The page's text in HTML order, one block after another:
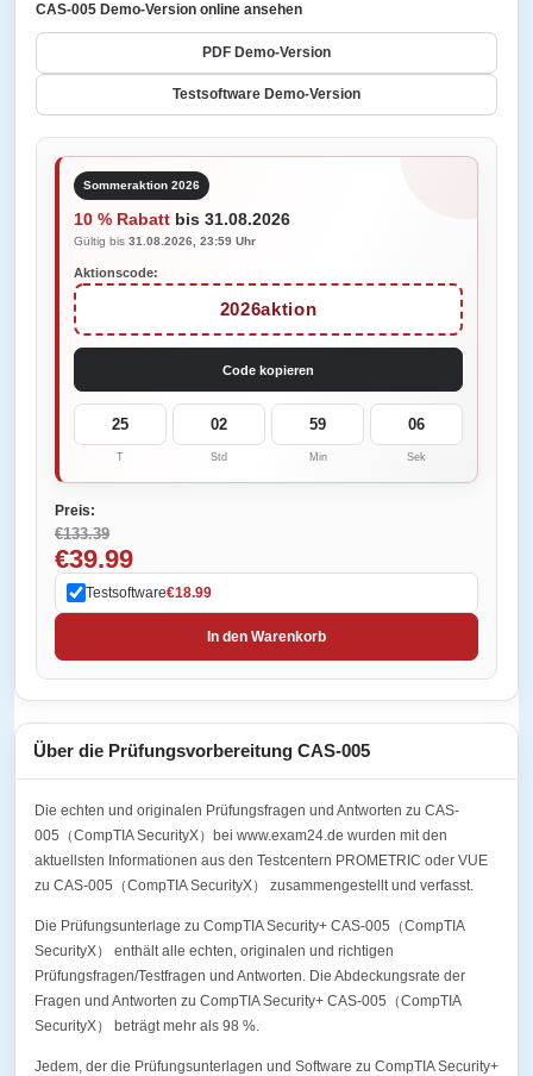
CAS-005 Demo-Version online ansehen
PDF Demo-Version
Testsoftware Demo-Version
Sommeraktion 2026
10 % Rabatt bis 31.08.2026
Gültig bis 31.08.2026, 23:59 Uhr
Aktionscode:
2026aktion
Code kopieren
25
T
02
Std
59
Min
06
Sek
Preis:
€133.39
€39.99
Testsoftware€18.99
In den Warenkorb
Über die Prüfungsvorbereitung CAS-005
Die echten und originalen Prüfungsfragen und Antworten zu CAS-
005（CompTIA SecurityX）bei www.exam24.de wurden mit den
aktuellsten Informationen aus den Testcentern PROMETRIC oder VUE
zu CAS-005（CompTIA SecurityX） zusammengestellt und verfasst.
Die Prüfungsunterlage zu CompTIA Security+ CAS-005（CompTIA
SecurityX） enthält alle echten, originalen und richtigen
Prüfungsfragen/Testfragen und Antworten. Die Abdeckungsrate der
Fragen und Antworten zu CompTIA Security+ CAS-005（CompTIA
SecurityX） beträgt mehr als 98 %.
Jedem, der die Prüfungsunterlagen und Software zu CompTIA Security+